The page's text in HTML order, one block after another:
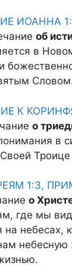
ИОАННА
об
в
К
о
в
1:3,
о
где мы
на
небесную